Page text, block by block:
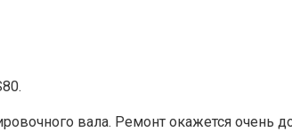
вала. Ремонт окажется очень